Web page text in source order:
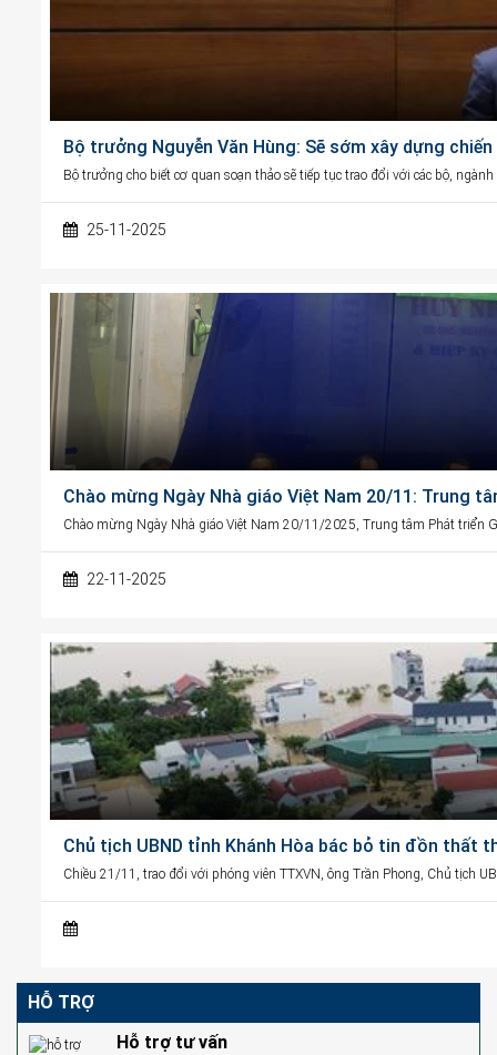
Bộ trưởng Nguyễn Văn Hùng: Sẽ sớm xây dựng
Bộ trưởng cho biết cơ quan soạn thảo sẽ tiếp tục trao đổi với các bộ,
25-11-2025
Chào mừng Ngày Nhà giáo Việt Nam 20/11: Trung
Chào mừng Ngày Nhà giáo Việt Nam 20/11/2025, Trung tâm Phát triển
22-11-2025
Chủ tịch UBND tỉnh Khánh Hòa bác bỏ tin đồn thất
Chiều 21/11, trao đổi với phóng viên TTXVN, ông Trần Phong, Chủ tịch
HỖ TRỢ
Hỗ trợ tư vấn